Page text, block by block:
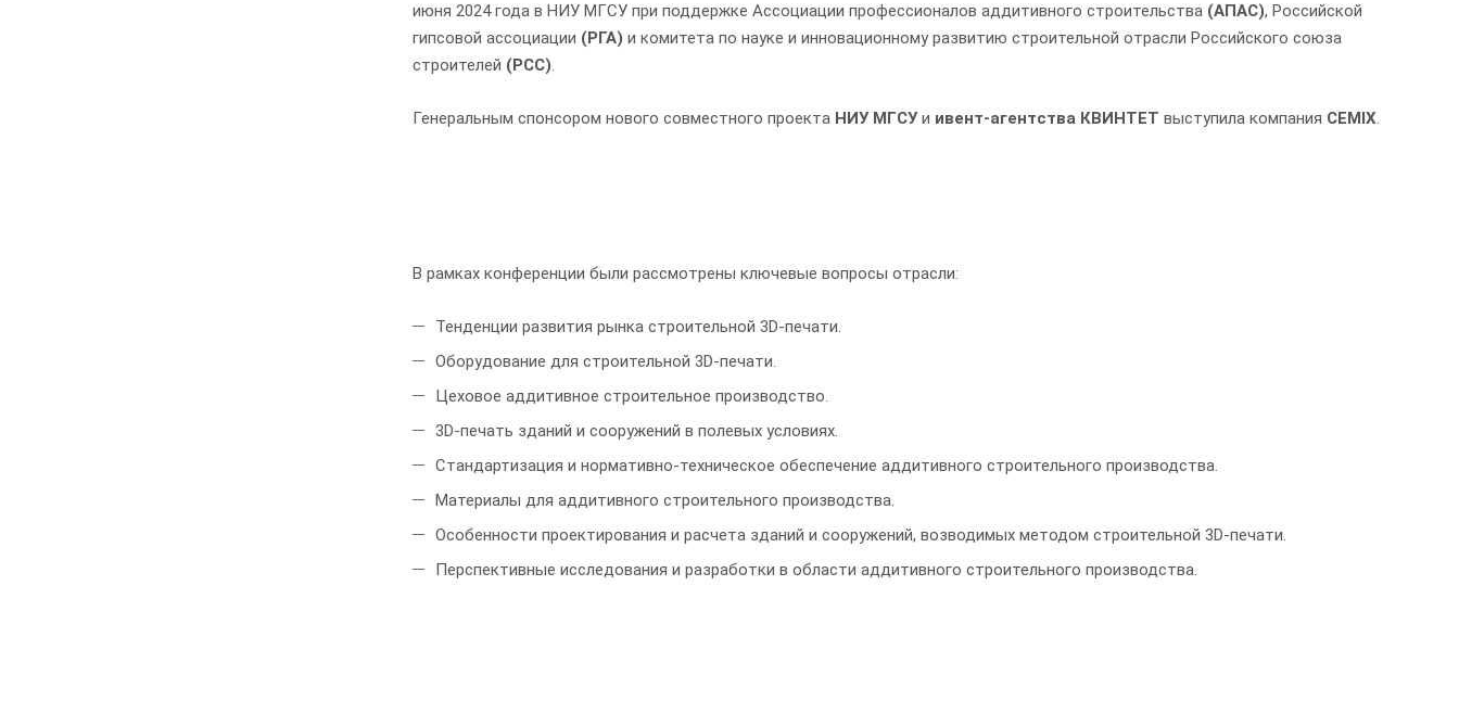
июня 2024 года в НИУ МГСУ при поддержке Ассоциации профессионалов аддитивного строительства (АПАС), Российской
гипсовой ассоциации (РГА) и комитета по науке и инновационному развитию строительной отрасли Российского союза
строителей (РСС).
Генеральным спонсором нового совместного проекта НИУ МГСУи ивент-агентства КВИНТЕТ выступила компания CEMIX.
В рамках конференции были рассмотрены ключевые вопросы отрасли:
Тенденции развития рынка строительной 3D-печати.
Оборудование для строительной 3D-печати.
Цеховое аддитивное строительное производство.
3D-печать зданий и сооружений в полевых условиях.
Стандартизация и нормативно-техническое обеспечение аддитивного строительного производства.
Материалы для аддитивного строительного производства.
Особенности проектирования и расчета зданий и сооружений, возводимых методом строительной 3D-печати.
Перспективные исследования и разработки в области аддитивного строительного производства.